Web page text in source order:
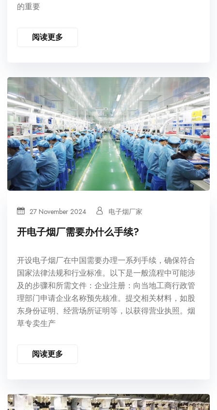
的重要
阅读更多
27 November 2024 电子烟厂家
开电子烟厂需要办什么手续?
开设电子烟厂在中国需要办理一系列手续，确保符合
国家法律法规和行业标准。以下是一般流程中可能涉
及的步骤和所需文件：企业注册：向当地工商行政管
理部门申请企业名称预先核准。提交相关材料，如股
东身份证明、经营场所证明等，以获得营业执照。烟
草专卖生产
阅读更多